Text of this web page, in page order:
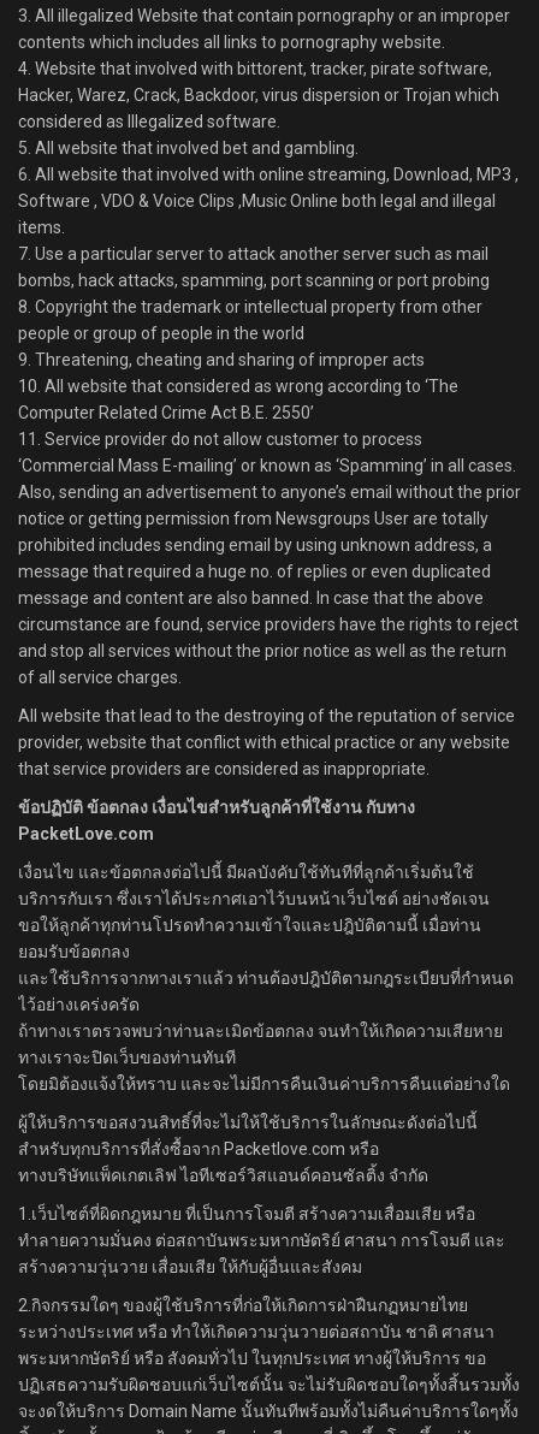
3. All illegalized Website that contain pornography or an improper
contents which includes all links to pornography website.
4. Website that involved with bittorent, tracker, pirate software,
Hacker, Warez, Crack, Backdoor, virus dispersion or Trojan which
considered as Illegalized software.
5. All website that involved bet and gambling.
6. All website that involved with online streaming, Download, MP3 ,
Software , VDO & Voice Clips ,Music Online both legal and illegal
items.
7. Use a particular server to attack another server such as mail
bombs, hack attacks, spamming, port scanning or port probing
8. Copyright the trademark or intellectual property from other
people or group of people in the world
9. Threatening, cheating and sharing of improper acts
10. All website that considered as wrong according to ‘The
Computer Related Crime Act B.E. 2550’
11. Service provider do not allow customer to process
‘Commercial Mass E-mailing’ or known as ‘Spamming’ in all cases.
Also, sending an advertisement to anyone’s email without the prior
notice or getting permission from Newsgroups User are totally
prohibited includes sending email by using unknown address, a
message that required a huge no. of replies or even duplicated
message and content are also banned. In case that the above
circumstance are found, service providers have the rights to reject
and stop all services without the prior notice as well as the return
of all service charges.
All website that lead to the destroying of the reputation of service
provider, website that conflict with ethical practice or any website
that service providers are considered as inappropriate.
ข้อปฏิบัติ ข้อตกลง เงื่อนไขสำหรับลูกค้าที่ใช้งาน กับทาง
PacketLove.com
เงื่อนไข และข้อตกลงต่อไปนี้ มีผลบังคับใช้ทันทีที่ลูกค้าเริ่มต้นใช้
บริการกับเรา ซึ่งเราได้ประกาศเอาไว้บนหน้าเว็บไซต์ อย่างชัดเจน
ขอให้ลูกค้าทุกท่านโปรดทำความเข้าใจและปฎิบัติตามนี้ เมื่อท่าน
ยอมรับข้อตกลง
และใช้บริการจากทางเราแล้ว ท่านต้องปฎิบัติตามกฎระเบียบที่กำหนด
ไว้อย่างเคร่งครัด
ถ้าทางเราตรวจพบว่าท่านละเมิดข้อตกลง จนทำให้เกิดความเสียหาย
ทางเราจะปิดเว็บของท่านทันที
โดยมิต้องแจ้งให้ทราบ และจะไม่มีการคืนเงินค่าบริการคืนแต่อย่างใด
ผู้ให้บริการขอสงวนสิทธิ์ที่จะไม่ให้ใช้บริการในลักษณะดังต่อไปนี้
สำหรับทุกบริการที่สั่งซื้อจาก Packetlove.com หรือ
ทางบริษัทแพ็คเกตเลิฟ ไอทีเซอร์วิสแอนด์คอนซัลติ้ง จำกัด
1.เว็บไซต์ที่ผิดกฎหมาย ที่เป็นการโจมตี สร้างความเสื่อมเสีย หรือ
ทำลายความมั่นคง ต่อสถาบันพระมหากษัตริย์ ศาสนา การโจมตี และ
สร้างความวุ่นวาย เสื่อมเสีย ให้กับผู้อื่นและสังคม
2.กิจกรรมใดๆ ของผู้ใช้บริการที่ก่อให้เกิดการฝ่าฝืนกฏหมายไทย
ระหว่างประเทศ หรือ ทำให้เกิดความวุ่นวายต่อสถาบัน ชาติ ศาสนา
พระมหากษัตริย์ หรือ สังคมทั่วไป ในทุกประเทศ ทางผู้ให้บริการ ขอ
ปฏิเสธความรับผิดชอบแก่เว็บไซต์นั้น จะไม่รับผิดชอบใดๆทั้งสิ้นรวมทั้ง
จะงดให้บริการ Domain Name นั้นทันทีพร้อมทั้งไม่คืนค่าบริการใดๆทั้ง